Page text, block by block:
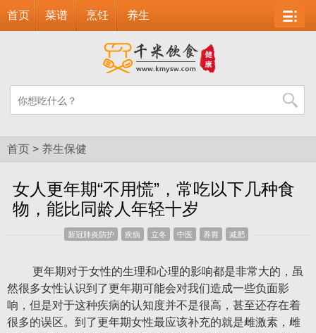
首页 菜谱 烹饪 养生
首页 > 养生保健
女人更年期“不用慌”，常吃以下几种食
物，能比同龄人年轻十岁
新冠肺炎防护 疾病 立冬 中医 养胃 减肥
更年期对于女性的生理和心理的影响都是非常大的，虽
然很多女性认识到了更年期可能会对我们造成一些负面影
响，但是对于这种疾病的认知度并不是很高，甚至还存在着
很多的误区。到了更年期女性最应该补充的就是雌激素，雌